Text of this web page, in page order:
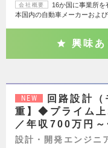
会社概要
16か国に事業所を
本国内の自動車メーカーおよ
興味あ
NEW
回路設計
重】◆プライム上
／年収700万円
設計・開発エンジニ